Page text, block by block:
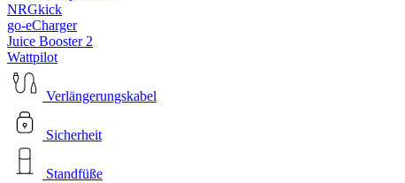
NRGkick
go-eCharger
Juice Booster 2
Wattpilot
Verlängerungskabel
Sicherheit
Standfüße